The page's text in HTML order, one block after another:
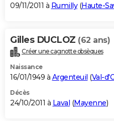
09/11/2011 à Rumilly(Haute-
Gilles DUCLOZ (62 ans)
Créer une cagnotte obsèques
Naissance
16/01/1949 à Argenteuil (Val-
Décès
24/10/2011 à Laval (Mayenne)